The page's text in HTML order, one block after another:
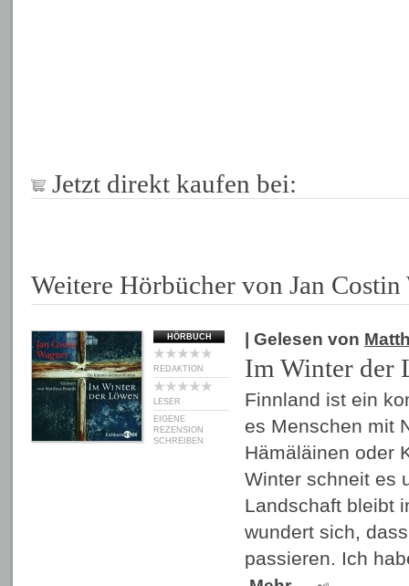
Jetzt direkt kaufen bei:
Weitere Hörbücher von Jan Costin
HÖRBUCH
REDAKTION
LESER
EIGENE
REZENSION
SCHREIBEN
| Gelesen von
Im Winter der
Finnland ist ein
es Menschen mit
Hämäläinen oder
Winter schneit es
Landschaft bleibt
wundert sich,
passieren. Ich